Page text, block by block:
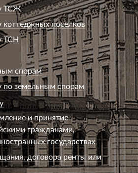
ТСЖ
поселков
ТСН
спорам
по земельным спорам
и принятие
гражданами,
государствах
договора ренты или